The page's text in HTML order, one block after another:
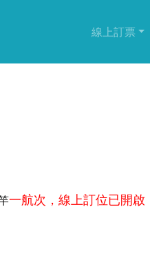
線上訂票
一航次，線上訂位已開